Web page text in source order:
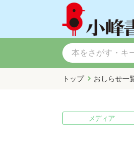
トップ おしらせ一
メディア